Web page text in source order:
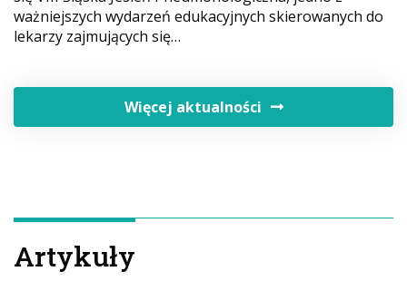
ważniejszych wydarzeń edukacyjnych skierowanych do
lekarzy zajmujących się…
Więcej aktualności
Artykuły